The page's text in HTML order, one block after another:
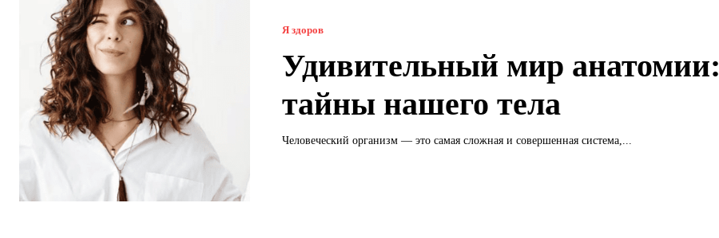
Я здоров
Удивительный мир анатомии:
тайны нашего тела
Человеческий организм — это самая сложная и совершенная система,...